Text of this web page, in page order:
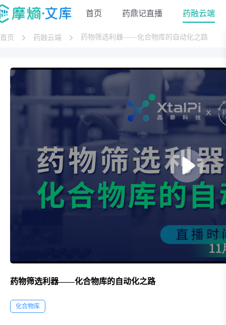
首页 药鼎记直播 药融云端
首页 药融云端 药物筛选利器——化合物库的自动化之路
药物筛选利器——化合物库的自动化之路
化合物库